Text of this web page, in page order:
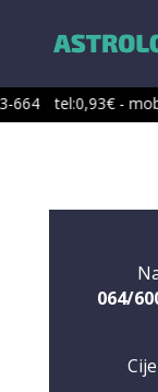
664 tel:0,93€ -
064/